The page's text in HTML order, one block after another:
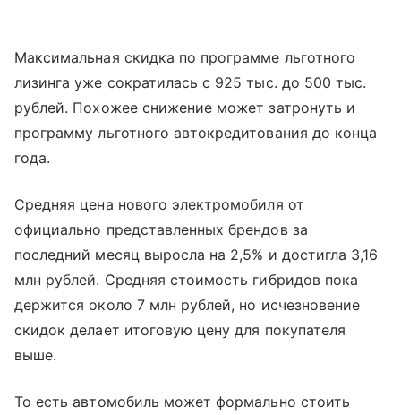
Максимальная скидка по программе льготного
лизинга уже сократилась с 925 тыс. до 500 тыс.
рублей. Похожее снижение может затронуть и
программу льготного автокредитования до конца
года.
Средняя цена нового электромобиля от
официально представленных брендов за
последний месяц выросла на 2,5% и достигла 3,16
млн рублей. Средняя стоимость гибридов пока
держится около 7 млн рублей, но исчезновение
скидок делает итоговую цену для покупателя
выше.
То есть автомобиль может формально стоить